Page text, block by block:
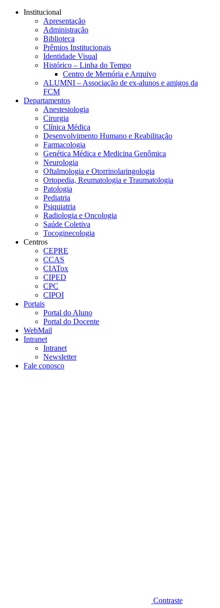
Conteúdo principal
Institucional
Apresentação
Administração
Biblioteca
Prêmios Institucionais
Identidade Visual
Histórico – Linha do Tempo
Centro de Memória e Arquivo
ALUMNI – Associação de ex-alunos e amigos da
FCM
Departamentos
Anestesiologia
Cirurgia
Clínica Médica
Desenvolvimento Humano e Reabilitação
Farmacologia
Genética Médica e Medicina Genômica
Neurologia
Oftalmologia e Otorrinolaringologia
Ortopedia, Reumatologia e Traumatologia
Patologia
Pediatria
Psiquiatria
Radiologia e Oncologia
Saúde Coletiva
Tocoginecologia
Centros
CEPRE
CCAS
CIATox
CIPED
CPC
CIPOI
Portais
Portal do Aluno
Portal do Docente
WebMail
Intranet
Intranet
Newsletter
Fale conosco
Contraste